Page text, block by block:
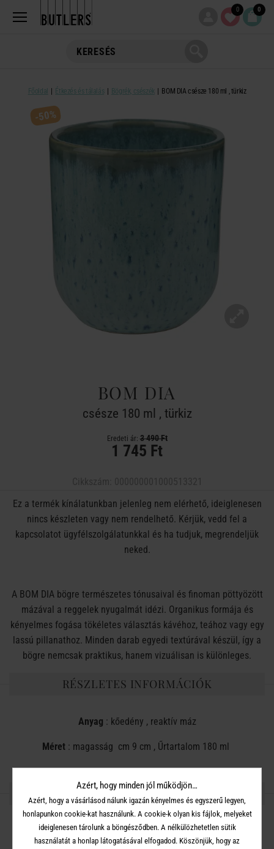
0 0
Főoldal Étkezés és tálalás Bögrék, csészék BOM DIA csésze 180 ml , türkiz
-50%
BOM DIA
csésze 180 ml , türkiz
Eredeti ár:3 490 Ft
1 745 Ft
Ez a termék kínálatunkban jelenleg nem elérhető, ideiglenesen
nincs készleten vagy nem rendelhető. Kérjük, vedd fel a
kapcsolatot ügyfélszolgálatunkkal és ha tudjuk, megrendeljük
neked.
A BOM DIA bögre természetes tónusaival és finoman pöttyözött
mázával a reggelek nyugalmát idézi. Organikus formája és
kényelmes fogása tökéletes választás kávéhoz, teához vagy egy
lassú pillanathoz. Minden darab egyedi textúrával készül, így a
bögre nemcsak praktikus, hanem vizuálisan is különleges.
RÉSZLETES INFORMÁCIÓK
Anyag : kőedény , reaktív máz
Méret : magasság cm 9 cm , Űrtartalom 180 ml
OSZD MEG MÁSOKKAL!
Azért, hogy minden jól működjön…
Azért, hogy a vásárlásod nálunk igazán kényelmes és egyszerű legyen,
honlapunkon cookie-kat használunk. A cookie-k olyan kis fájlok, melyeket
ideiglenesen tárolunk a böngésződben. A nélkülözhetetlen sütik
használatát a honlap látogatásával elfogadod. Köszönjük, hogy az